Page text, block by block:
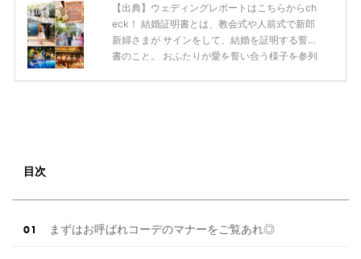
【出典】ウェディングレポートはこちらからch
eck！ 結婚証明書とは、教会式や人前式で新郎
新婦さまが サインをして、結婚を証明する誓約
書のこと。 おふたりが愛を誓い合う様子を参列
アートを完成させ […]続きを読む
目次
まずはお呼ばれコーデのマナーをご覧あれ◎